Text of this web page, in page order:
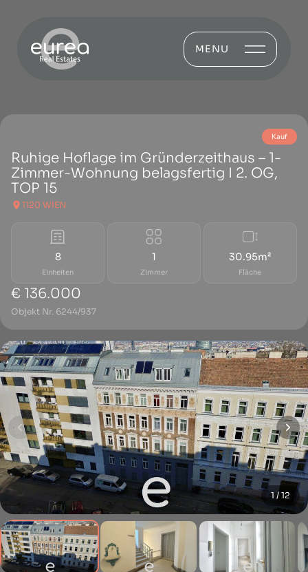
MENU
Kauf
Ruhige Hoflage im Gründerzeithaus – 1-
Zimmer-Wohnung belagsfertig I 2. OG,
TOP 15
1120 WIEN
8
Einheiten
1
Zimmer
30.95m²
Fläche
€ 136.000
Objekt Nr. 6244/937
1 / 12